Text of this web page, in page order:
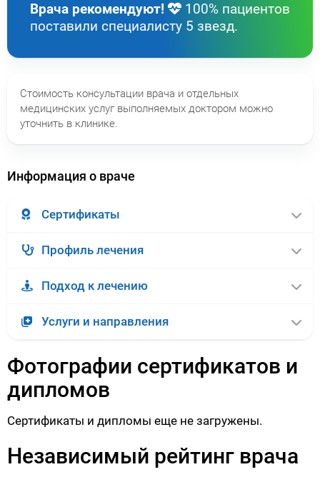
Врача рекомендуют!
100% пациентов
поставили специалисту 5 звезд.
Стоимость консультации врача и отдельных
медицинских услуг выполняемых доктором можно
уточнить в клинике.
Информация о враче
Сертификаты
Профиль лечения
Подход к лечению
Услуги и направления
Фотографии сертификатов и
дипломов
Сертификаты и дипломы еще не загружены.
Независимый рейтинг врача